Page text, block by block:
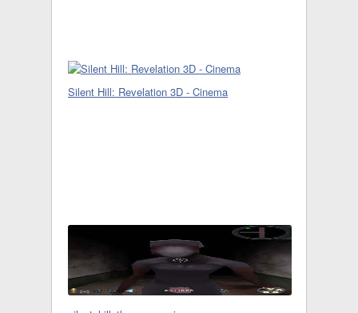
Silent Hill: Revelation 3D - Cinema